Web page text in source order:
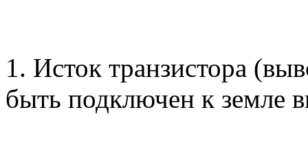
1. Исток транзистора
быть подключен к земле